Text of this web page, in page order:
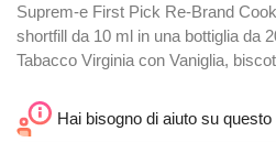
Suprem-e First Pick Re-Brand
shortfill da 10 ml in una bottiglia da
Tabacco Virginia con Vaniglia,
Hai bisogno di aiuto su questo